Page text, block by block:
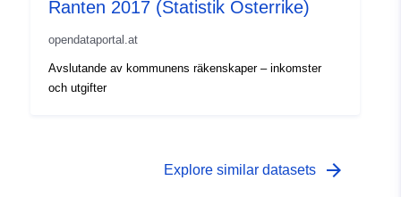
Ranten 2017 (Statistik Österrike)
opendataportal.at
Avslutande av kommunens räkenskaper – inkomster
och utgifter
Explore similar datasets arrow_forward